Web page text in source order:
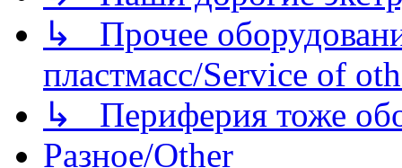
↳ Прочее
пластмасс/Service of
↳ Периферия тоже
Разное/Other